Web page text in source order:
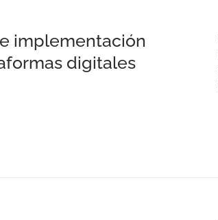
implementación
digitales